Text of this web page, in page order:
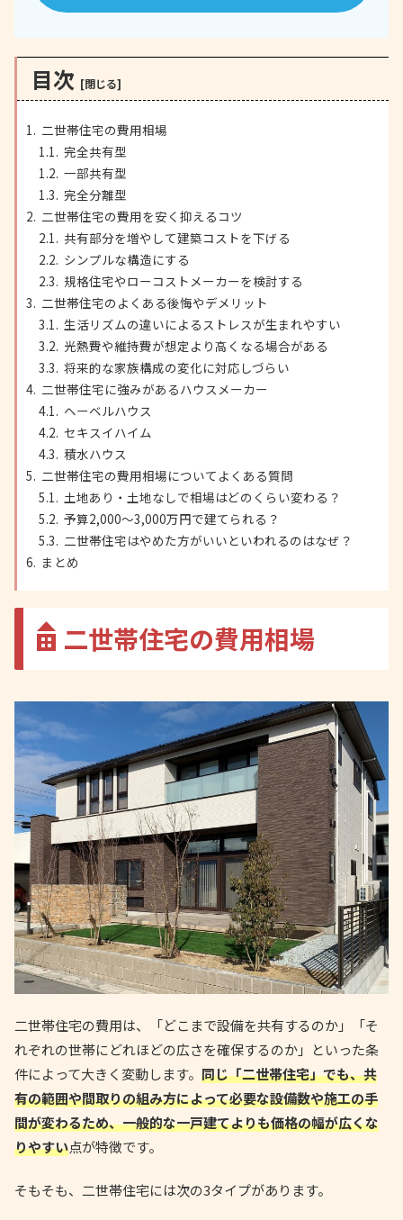
目次
二世帯住宅の費用相場
完全共有型
一部共有型
完全分離型
二世帯住宅の費用を安く抑えるコツ
共有部分を増やして建築コストを下げる
シンプルな構造にする
規格住宅やローコストメーカーを検討する
二世帯住宅のよくある後悔やデメリット
生活リズムの違いによるストレスが生まれやすい
光熱費や維持費が想定より高くなる場合がある
将来的な家族構成の変化に対応しづらい
二世帯住宅に強みがあるハウスメーカー
ヘーベルハウス
セキスイハイム
積水ハウス
二世帯住宅の費用相場についてよくある質問
土地あり・土地なしで相場はどのくらい変わる？
予算2,000〜3,000万円で建てられる？
二世帯住宅はやめた方がいいといわれるのはなぜ？
まとめ
二世帯住宅の費用相場
二世帯住宅の費用は、「どこまで設備を共有するのか」「そ
れぞれの世帯にどれほどの広さを確保するのか」といった条
件によって大きく変動します。 同じ「二世帯住宅」でも、共
有の範囲や間取りの組み方によって必要な設備数や施工の手
間が変わるため、一般的な一戸建てよりも価格の幅が広くな
りやすい点が特徴です。
そもそも、二世帯住宅には次の3タイプがあります。